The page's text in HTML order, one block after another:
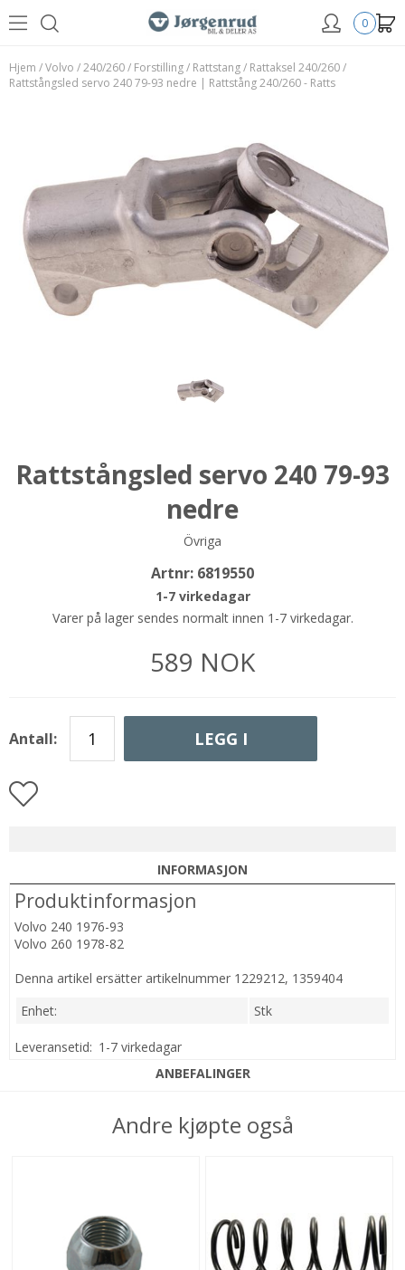
0
Hjem /Volvo /240/260/ Forstilling/ Rattstang/ Rattaksel 240/260/
Rattstångsled servo 240 79-93 nedre | Rattstång 240/260 - Ratts
Rattstångsled servo 240 79-93
nedre
Övriga
Artnr: 6819550
1-7 virkedagar
Varer på lager sendes normalt innen 1-7 virkedagar.
589 NOK
Antall: LEGG I
INFORMASJON
Produktinformasjon
Volvo 240 1976-93
Volvo 260 1978-82
Denna artikel ersätter artikelnummer 1229212, 1359404
Enhet:
Stk
Leveransetid: 1-7 virkedagar
ANBEFALINGER
Andre kjøpte også